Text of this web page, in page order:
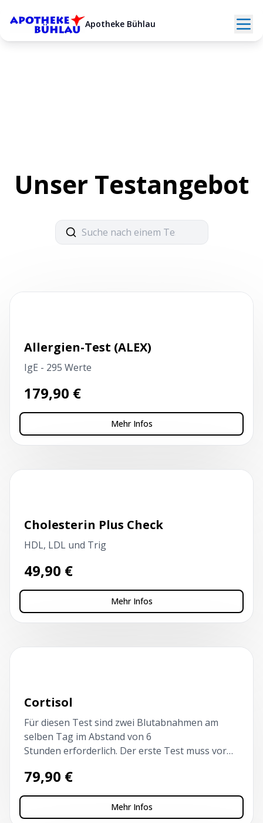
Apotheke Bühlau
Unser Testangebot
Suche nach einem Test
Allergien-Test (ALEX)
IgE - 295 Werte
179,90 €
Mehr Infos
Cholesterin Plus Check
HDL, LDL und Trig
49,90 €
Mehr Infos
Cortisol
Für diesen Test sind zwei Blutabnahmen am
selben Tag im Abstand von 6
Stunden erforderlich. Der erste Test muss vor
79,90 €
Mehr Infos